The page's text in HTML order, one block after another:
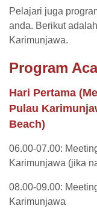
Pelajari juga
anda. Berikut
Karimunjawa.
Program
Hari Pertama
Pulau
Beach)
06.00-07.00:
Karimunjawa (jika
08.00-09.00:
Karimunjawa